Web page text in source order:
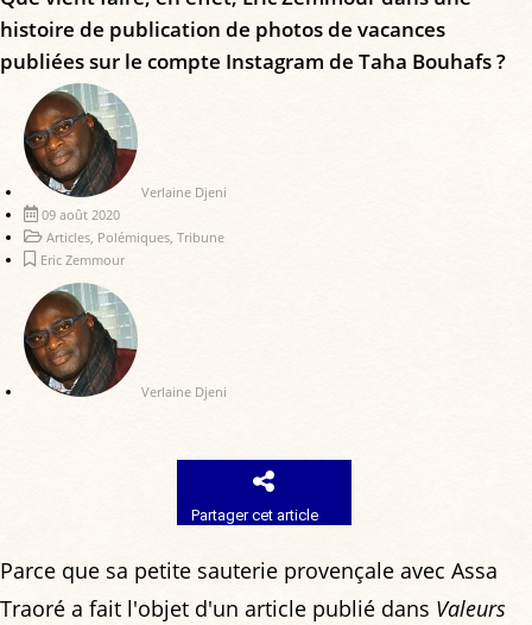
histoire de publication de photos de vacances
publiées sur le compte Instagram de Taha Bouhafs ?
Verlaine Djeni
09 août 2020
Articles, Polémiques, Tribune
Eric Zemmour
Verlaine Djeni
Partager cet article
Parce que sa petite sauterie provençale avec Assa
Traoré a fait l'objet d'un article publié dans Valeurs